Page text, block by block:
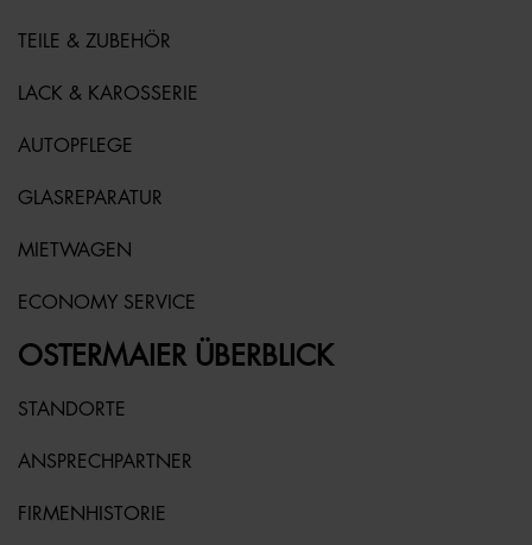
TEILE & ZUBEHÖR
LACK & KAROSSERIE
AUTOPFLEGE
GLASREPARATUR
MIETWAGEN
ECONOMY SERVICE
OSTERMAIER ÜBERBLICK
STANDORTE
ANSPRECHPARTNER
FIRMENHISTORIE